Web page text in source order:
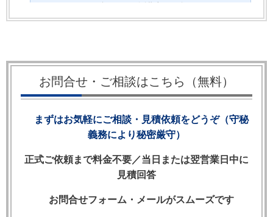
「Anticipatory Repudiatory Breach（履行期前の
示で示した場合に，相手方が即座に契約上の義
務から解放され，損害賠償を請求できるとする
上の活用と注意点を詳しく解説します。
1. Anticipatory Repudiatory Breachとは何か
お問合せ・ご相談はこちら（無料）
まずはお気軽にご相談・見積依頼をどうぞ（守秘
義務により秘密厳守）
正式ご依頼まで料金不要／当日または翌営業日中に
見積回答
お問合せフォーム・メールがスムーズです